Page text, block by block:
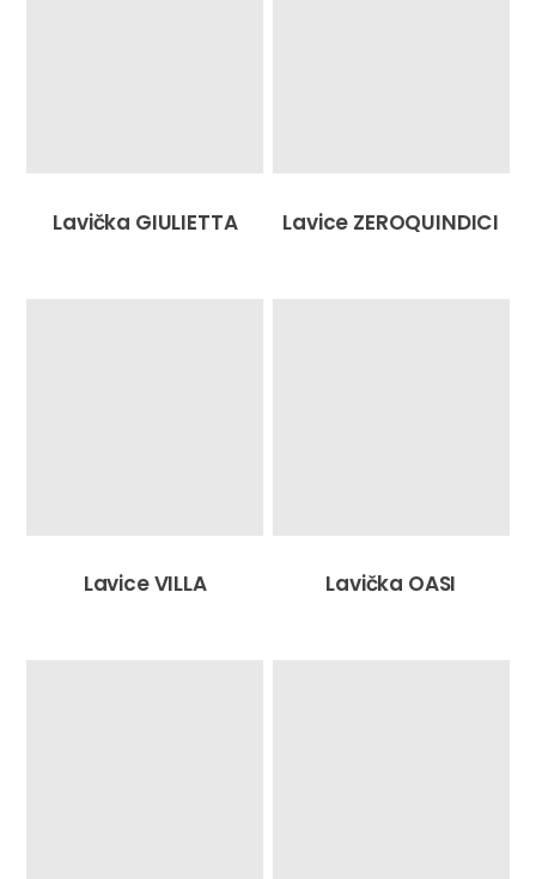
Lavička GIULIETTA Lavice ZEROQUINDICI
Lavice VILLA Lavička OASI